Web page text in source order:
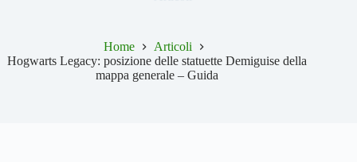
Home
Articoli
Hogwarts Legacy: posizione delle statuette Demiguise della
mappa generale – Guida